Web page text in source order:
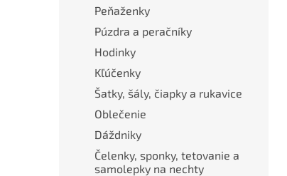
Peňaženky
Púzdra a peračníky
Hodinky
Kľúčenky
Šatky, šály, čiapky a rukavice
Oblečenie
Dáždniky
Čelenky, sponky, tetovanie a
samolepky na nechty